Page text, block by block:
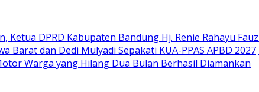
Ketua DPRD Kabupaten Bandung Hj. Renie Rahayu
Barat dan Dedi Mulyadi Sepakati KUA-PPAS APBD 2027
Warga yang Hilang Dua Bulan Berhasil Diamankan